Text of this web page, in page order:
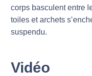
corps basculent entre
toiles et archets
suspendu.
Vidéo